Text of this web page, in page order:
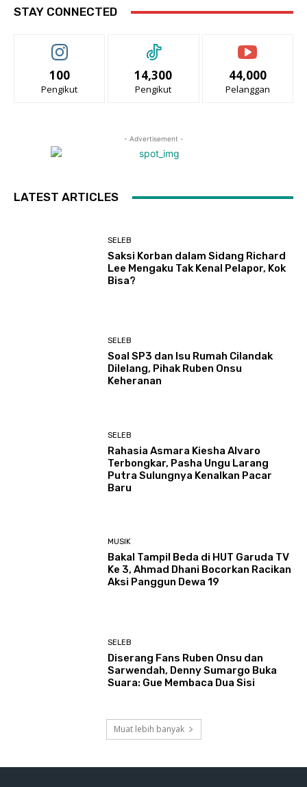
STAY CONNECTED
100
Pengikut
14,300
Pengikut
44,000
Pelanggan
- Advertisement -
LATEST ARTICLES
SELEB
Saksi Korban dalam Sidang Richard
Lee Mengaku Tak Kenal Pelapor, Kok
Bisa?
SELEB
Soal SP3 dan Isu Rumah Cilandak
Dilelang, Pihak Ruben Onsu
Keheranan
SELEB
Rahasia Asmara Kiesha Alvaro
Terbongkar, Pasha Ungu Larang
Putra Sulungnya Kenalkan Pacar
Baru
MUSIK
Bakal Tampil Beda di HUT Garuda TV
Ke 3, Ahmad Dhani Bocorkan Racikan
Aksi Panggun Dewa 19
SELEB
Diserang Fans Ruben Onsu dan
Sarwendah, Denny Sumargo Buka
Suara: Gue Membaca Dua Sisi
Muat lebih banyak